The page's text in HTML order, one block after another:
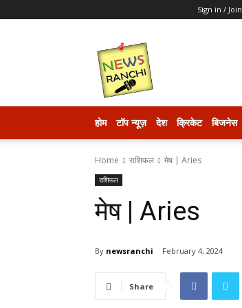
Sign in / Join
होम टॉप न्यूज़ देश क्रिकेट बिजनेस
Home राशिफल मेष | Aries
राशिफल
मेष | Aries
By newsranchi February 4, 2024
Share